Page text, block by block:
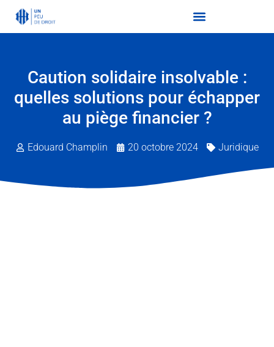
Caution solidaire insolvable :
quelles solutions pour échapper
au piège financier ?
Edouard Champlin 20 octobre 2024 Juridique